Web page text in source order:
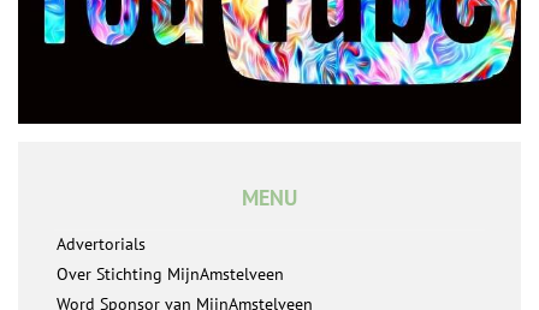
MENU
Advertorials
Over Stichting MijnAmstelveen
Word Sponsor van MijnAmstelveen